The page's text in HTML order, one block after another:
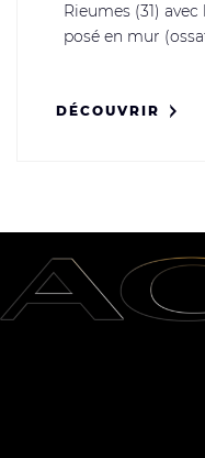
Rieumes (31)
posé en mur
DÉCOUVRIR